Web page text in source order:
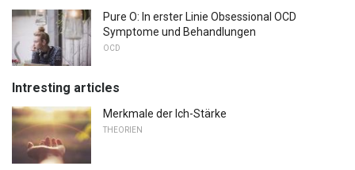
Pure O: In erster Linie Obsessional OCD
Symptome und Behandlungen
OCD
Intresting articles
Merkmale der Ich-Stärke
THEORIEN